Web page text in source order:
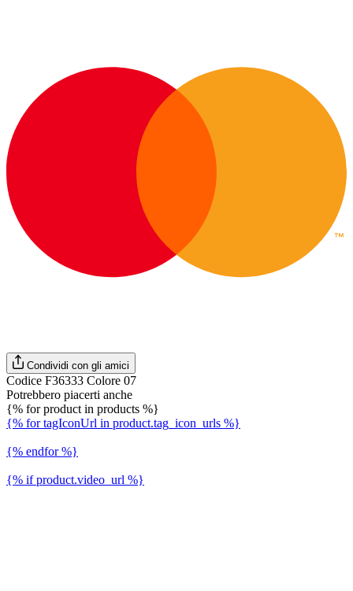
Condividi con gli amici
Codice F36333 Colore 07
Potrebbero piacerti anche
{% for product in products %}
{% for tagIconUrl in product.tag_icon_urls %}
{% endfor %}
{% if product.video_url %}